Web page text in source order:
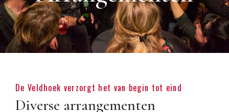
De Veldhoek verzorgt het van begin tot eind
Diverse arrangementen